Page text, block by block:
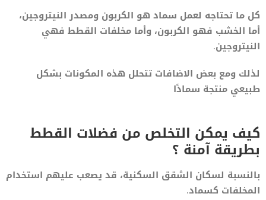
كل ما تحتاجه لعمل سماد هو الكربون ومصدر النيتروجين،
أما الخشب فهو الكربون، وأما مخلفات القطط فهي
النيتروجين.
لذلك ومع بعض الاضافات تتحلل هذه المكونات بشكل
طبيعي منتجة سمادًا
كيف يمكن التخلص من فضلات القطط
بطريقة آمنة ؟
بالنسبة لسكان الشقق السكنية، قد يصعب عليهم استخدام
المخلفات كسماد.